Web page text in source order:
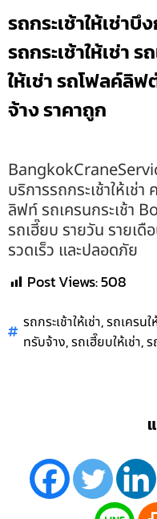
รถกระเช้าให้เช่าบึ
รถกระเช้าให้เช่า ร
ให้เช่า รถโฟลค์ลิ
จ้าง ราคาถูก
บริการรถกระเช้าให้เช่
ลิฟท์ รถเครนกระเช้า
รถเฮี๊ยบ รายวัน รายเ
รวดเร็ว และปลอดภัย
Post Views:508
รถกระเช้าให้เช่า,รถเครนใ
ทรับจ้าง,รถเฮี๊ยบให้เช่า,ร